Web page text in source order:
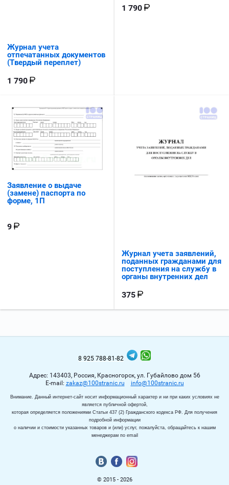
Журнал учета
отпечатанных документов
(Твердый переплет)
1 790
1 790
Заявление о выдаче
(замене) паспорта по
форме, 1П
9
Журнал учета заявлений,
поданных гражданами для
поступления на службу в
органы внутренних дел
375
8 925 788-81-82
Адрес: 143403, Россия, Красногорск, ул. Губайлово дом 56
Е-mail: zakaz@100stranic.ru info@100stranic.ru
Внимание. Данный интернет-сайт носит информационный характер и ни при каких условиях не
является публичной офертой,
которая определяется положениями Статьи 437 (2) Гражданского кодекса РФ. Для получения
подробной информации
о наличии и стоимости указанных товаров и (или) услуг, пожалуйста, обращайтесь к нашим
менеджерам по email
© 2015 - 2026